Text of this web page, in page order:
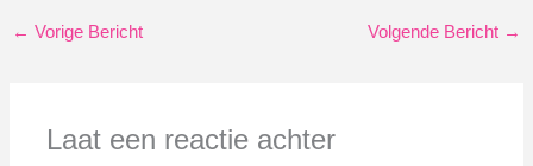
← Vorige Bericht Volgende Bericht →
Laat een reactie achter